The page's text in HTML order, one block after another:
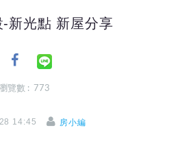
-新光點 新屋分享
覽數 : 773
14:45 房小編